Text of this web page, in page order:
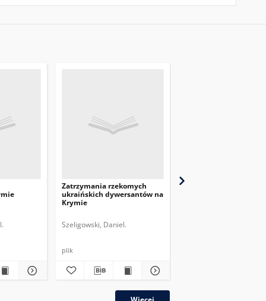
Zatrzymania rzekomych
ukraińskich dywersantów na
Krymie
Szeligowski, Daniel.
plik